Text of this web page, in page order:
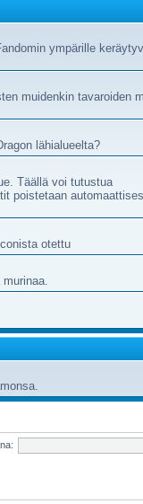
ympärille
muidenkin tavaroiden
lähialueelta?
Täällä voi tutustua
poistetaan
otettu